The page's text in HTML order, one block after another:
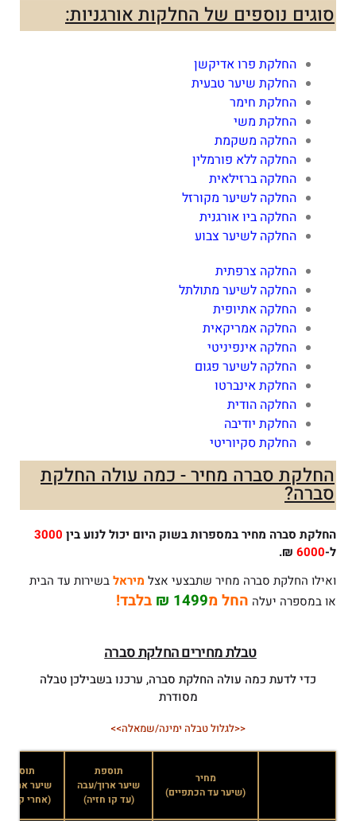
סוגים נוספים של החלקות אורגניות:
החלקת פרו אדיקשן
החלקת שיער טבעית
החלקת חימר
החלקת משי
החלקה משקמת
החלקה ללא פורמלין
החלקה ברזילאית
החלקה לשיער מקורזל
החלקה ביו אורגנית
החלקה לשיער צבוע
החלקה צרפתית
החלקה לשיער מתולתל
החלקה אתיופית
החלקה אמריקאית
החלקה אינפיניטי
החלקה לשיער פגום
החלקת אינברטו
החלקה הודית
החלקת יודיבה
החלקת סקיוריטי
החלקת סברה מחיר - כמה עולה החלקת
סברה?
החלקת סברה מחיר במספרות בשוק היום יכול לנוע בין 3000
ל-6000
₪.
ואילו החלקת סברה מחיר שתבצעי אצל מיראלבשירות עד הבית
או במספרה יעלה החל מ1499 ₪ בלבד!
טבלת מחירים החלקת סברה
כדי לדעת כמה עולה החלקת סברה, ערכנו בשבילכן טבלה
מסודרת
<<לגלול טבלה ימינה/שמאלה>>
מחיר
(שיער עד הכתפיים)
תוספת
שיער ארוך/עבה
(עד קו חזיה)
תוספת
שיער ארוך/
(אחרי קו